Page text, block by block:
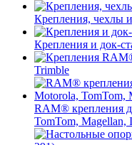
Крепления, чехлы
Крепления и док-
Trimble
RAM® крепления
TomTom, Magellan,